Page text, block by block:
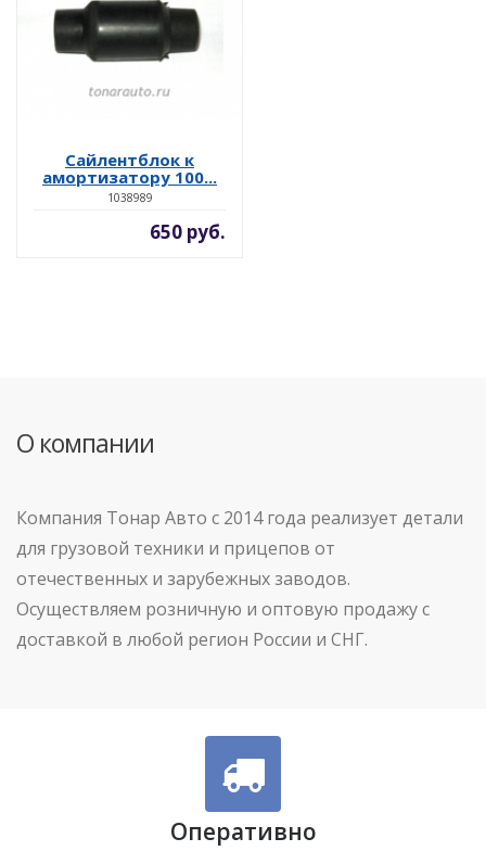
Сайлентблок к
амортизатору 100...
1038989
650 руб.
О компании
Компания Тонар Авто с 2014 года реализует детали
для грузовой техники и прицепов от
отечественных и зарубежных заводов.
Осуществляем розничную и оптовую продажу с
доставкой в любой регион России и СНГ.
Оперативно